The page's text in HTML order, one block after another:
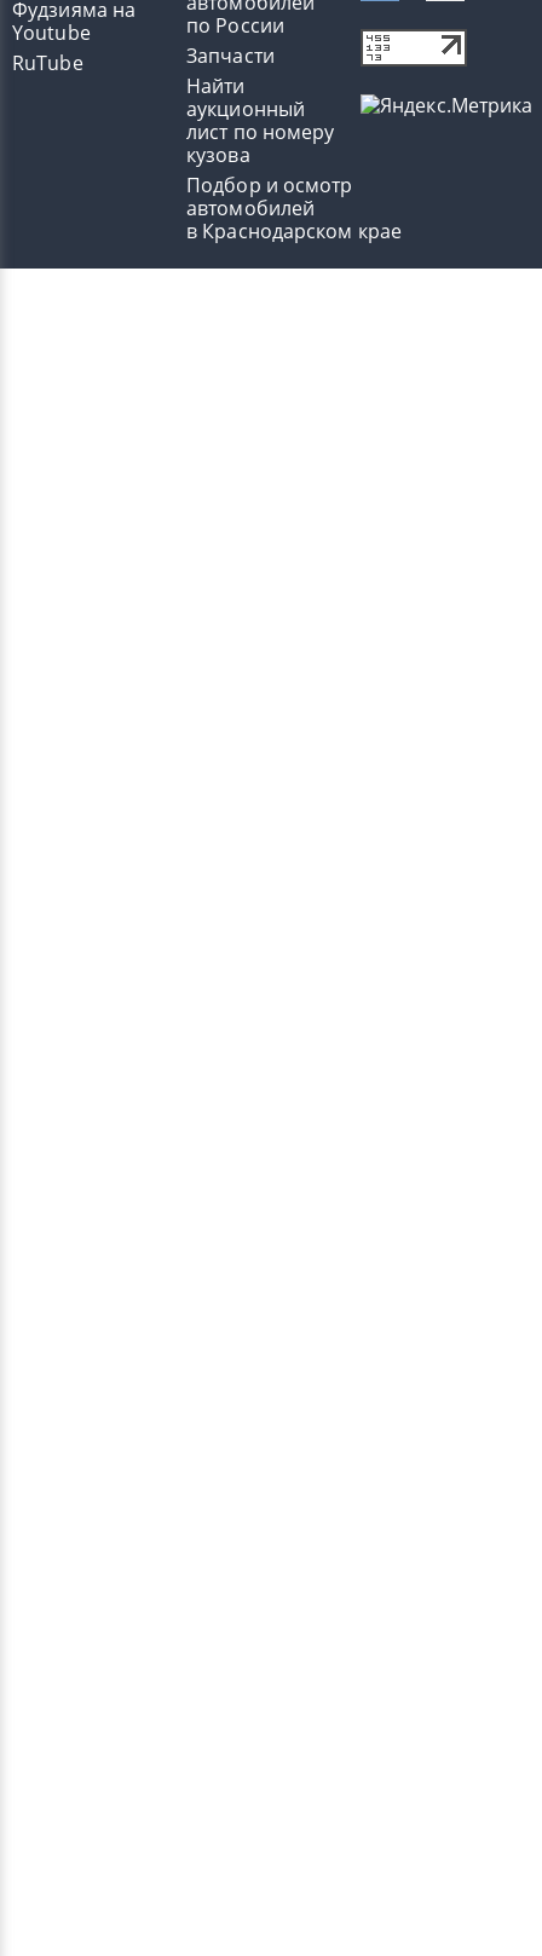
Фудзияма на
Youtube
RuTube
по России
Запчасти
Найти
аукционный
лист по номеру
кузова
Подбор и осмотр
автомобилей
в Краснодарском крае